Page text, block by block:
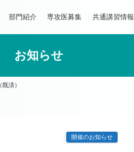
部門紹介 専攻医募集 共通講習情報
お知らせ
済）
開催のお知らせ